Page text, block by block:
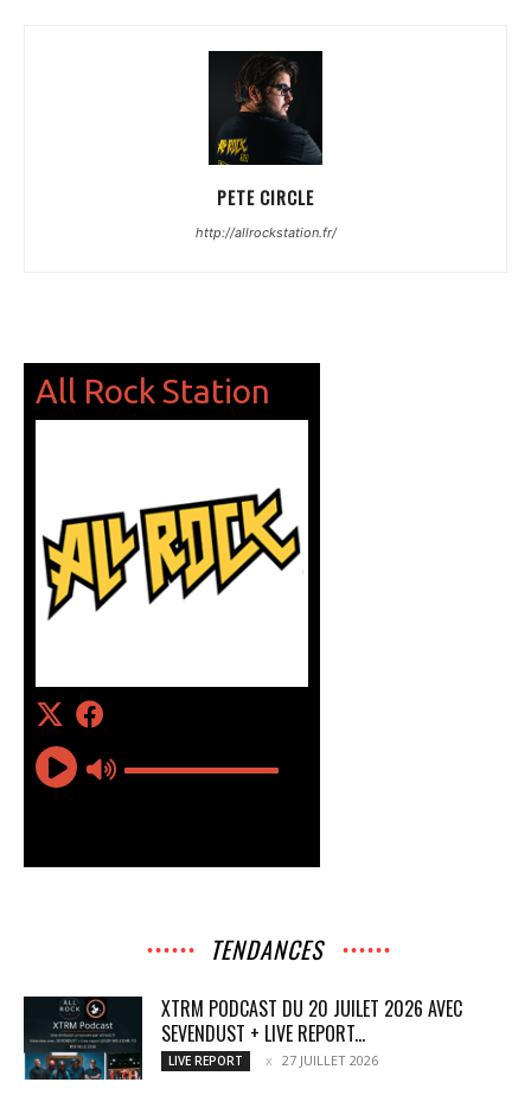
PETE CIRCLE
http://allrockstation.fr/
TENDANCES
XTRM PODCAST DU 20 JUILET 2026 AVEC
SEVENDUST + LIVE REPORT...
LIVE REPORT 27 JUILLET 2026